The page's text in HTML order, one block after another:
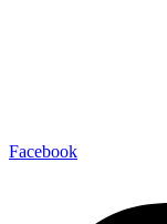
Facebook